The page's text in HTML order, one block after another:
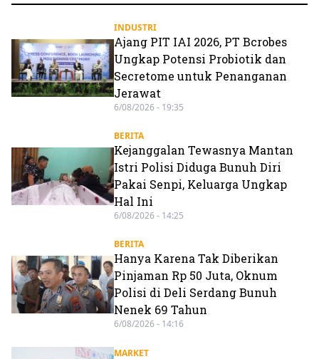
INDUSTRI
Ajang PIT IAI 2026, PT Bcrobes
Ungkap Potensi Probiotik dan
Secretome untuk Penanganan
Jerawat
6/08/2026 - 19:35
BERITA
Kejanggalan Tewasnya Mantan
Istri Polisi Diduga Bunuh Diri
Pakai Senpi, Keluarga Ungkap
Hal Ini
6/08/2026 - 14:25
BERITA
Hanya Karena Tak Diberikan
Pinjaman Rp 50 Juta, Oknum
Polisi di Deli Serdang Bunuh
Nenek 69 Tahun
6/08/2026 - 14:16
MARKET